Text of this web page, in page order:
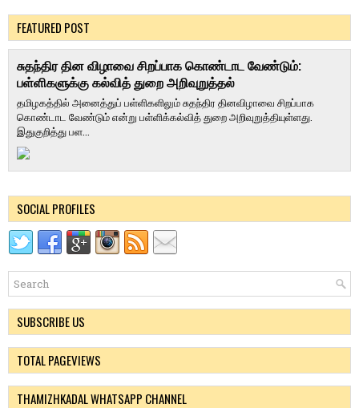
FEATURED POST
சுதந்திர தின விழாவை சிறப்பாக கொண்டாட வேண்டும்:
பள்ளிகளுக்கு கல்வித் துறை அறிவுறுத்தல்
தமிழகத்தில் அனைத்துப் பள்ளிகளிலும் சுதந்திர தினவிழாவை சிறப்பாக
கொண்டாட வேண்டும் என்று பள்ளிக்கல்வித் துறை அறிவுறுத்தியுள்ளது.
இதுகுறித்து பள...
SOCIAL PROFILES
SUBSCRIBE US
TOTAL PAGEVIEWS
THAMIZHKADAL WHATSAPP CHANNEL